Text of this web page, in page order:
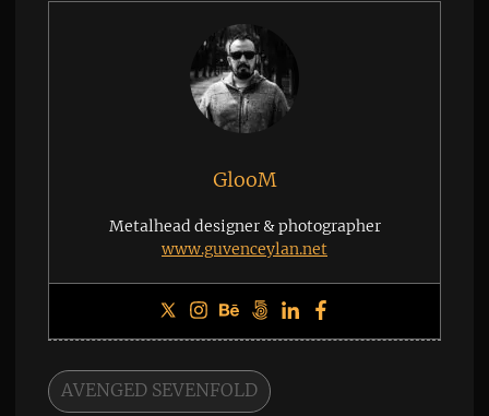
GlooM
Metalhead designer & photographer
www.guvenceylan.net
AVENGED SEVENFOLD